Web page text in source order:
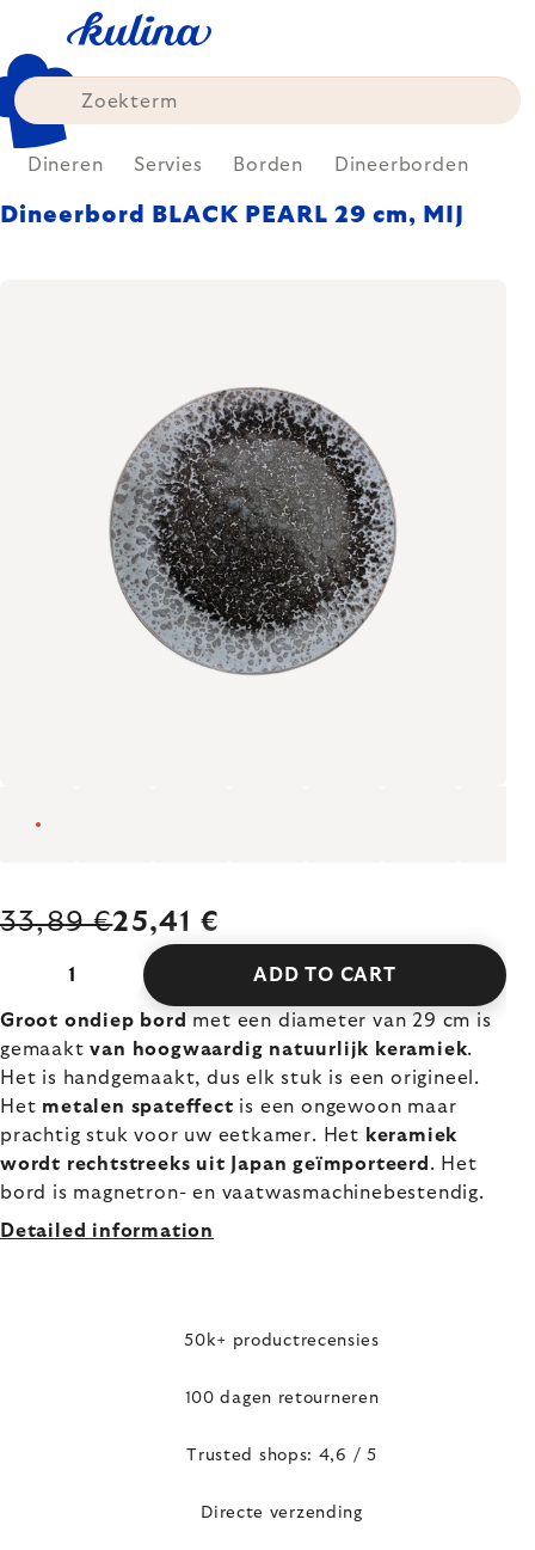
content
Dineren Servies Borden Dineerborden
Dineerbord BLACK PEARL 29 cm, MIJ
33,89 €25,41 €
ADD TO CART
Groot ondiep bord met een diameter van 29 cm is
gemaakt van hoogwaardig natuurlijk keramiek.
Het is handgemaakt, dus elk stuk is een origineel.
Het metalen spateffect is een ongewoon maar
prachtig stuk voor uw eetkamer. Het keramiek
wordt rechtstreeks uit Japan geïmporteerd . Het
bord is magnetron- en vaatwasmachinebestendig.
Detailed information
50k+ productrecensies
100 dagen retourneren
Trusted shops: 4,6 / 5
Directe verzending